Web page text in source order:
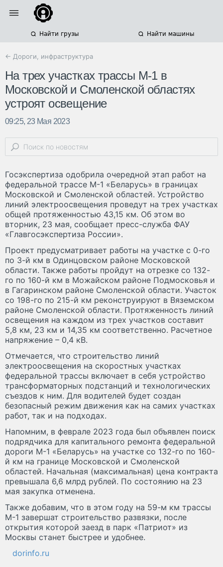
Найти грузы Найти машины
← Дороги, инфраструктура
На трех участках трассы М-1 в
Московской и Смоленской областях
устроят освещение
09:25, 23 Мая 2023
Госэкспертиза одобрила очередной этап работ на
федеральной трассе М-1 «Беларусь» в границах
Московской и Смоленской областей. Устройство
линий электроосвещения проведут на трех участках
общей протяженностью 43,15 км. Об этом во
вторник, 23 мая, сообщает пресс-служба ФАУ
«Главгосэкспертиза России».
Проект предусматривает работы на участке с 0-го
по 3-й км в Одинцовском районе Московской
области. Также работы пройдут на отрезке со 132-
го по 160-й км в Можайском районе Подмосковья и
в Гагаринском районе Смоленской области. Участок
со 198-го по 215-й км реконструируют в Вяземском
районе Смоленской области. Протяженность линий
освещения на каждом из трех участков составит
5,8 км, 23 км и 14,35 км соответственно. Расчетное
напряжение – 0,4 кВ.
Отмечается, что строительство линий
электроосвещения на скоростных участках
федеральной трассы включает в себя устройство
трансформаторных подстанций и технологических
съездов к ним. Для водителей будет создан
безопасный режим движения как на самих участках
работ, так и на подходах.
Напомним, в феврале 2023 года был объявлен поиск
подрядчика для капитального ремонта федеральной
дороги М-1 «Беларусь» на участке со 132-го по 160-
й км на границе Московской и Смоленской
областей. Начальная (максимальная) цена контракта
превышала 6,6 млрд рублей. По состоянию на 23
мая закупка отменена.
Также добавим, что в этом году на 59-м км трассы
М-1 завершат строительство развязки, после
открытия которой заезд в парк «Патриот» из
Москвы станет быстрее и удобнее.
dorinfo.ru